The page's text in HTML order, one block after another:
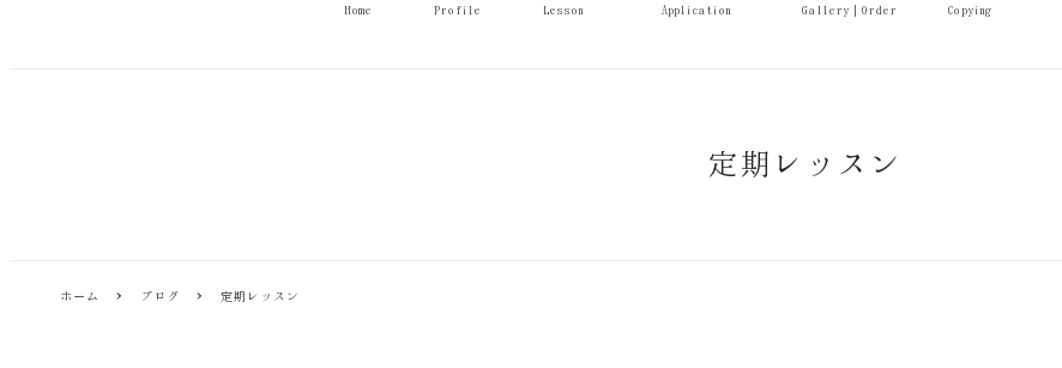
Home
Profile
Lesson
Application
Gallery｜Order
Copying
定期レッスン
ホーム ブログ 定期レッスン